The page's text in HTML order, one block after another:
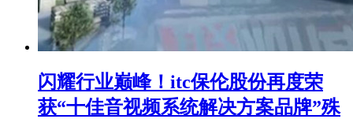
闪耀行业巅峰！itc保伦股份再度荣
获“十佳音视频系统解决方案品牌”殊